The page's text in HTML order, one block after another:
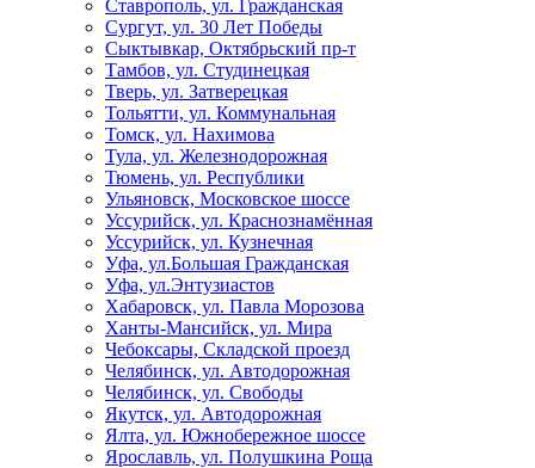
Ставрополь, ул. Гражданская
Сургут, ул. 30 Лет Победы
Сыктывкар, Октябрьский пр-т
Тамбов, ул. Студинецкая
Тверь, ул. Затверецкая
Тольятти, ул. Коммунальная
Томск, ул. Нахимова
Тула, ул. Железнодорожная
Тюмень, ул. Республики
Ульяновск, Московское шоссе
Уссурийск, ул. Краснознамённая
Уссурийск, ул. Кузнечная
Уфа, ул.Большая Гражданская
Уфа, ул.Энтузиастов
Хабаровск, ул. Павла Морозова
Ханты-Мансийск, ул. Мира
Чебоксары, Складской проезд
Челябинск, ул. Автодорожная
Челябинск, ул. Свободы
Якутск, ул. Автодорожная
Ялта, ул. Южнобережное шоссе
Ярославль, ул. Полушкина Роща